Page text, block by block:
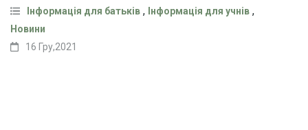
Інформація для батьків , Інформація для учнів ,
Новини
16 Гру,2021